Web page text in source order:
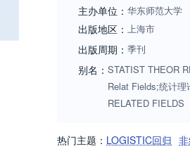
主办单位： 华东师范大学
出版地区： 上海市
出版周期： 季刊
别名： STATIST THEOR
Relat Fields;统计
RELATED FIELDS
热门主题： LOGISTIC回归